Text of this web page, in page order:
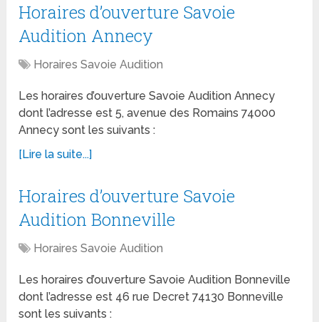
Horaires d’ouverture Savoie
Audition Annecy
Horaires Savoie Audition
Les horaires d’ouverture Savoie Audition Annecy
dont l’adresse est 5, avenue des Romains 74000
Annecy sont les suivants :
[Lire la suite...]
Horaires d’ouverture Savoie
Audition Bonneville
Horaires Savoie Audition
Les horaires d’ouverture Savoie Audition Bonneville
dont l’adresse est 46 rue Decret 74130 Bonneville
sont les suivants :